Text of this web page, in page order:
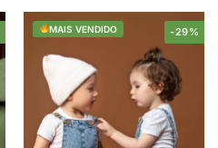
-29%
MAIS VENDIDO